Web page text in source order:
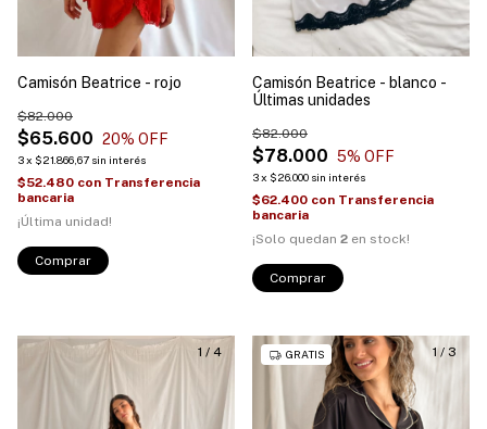
Camisón Beatrice - rojo
$65.600
$82.000
20% OFF
3x $21.866,67 sin interés
$52.480 con Transferencia
bancaria
¡Última unidad!
Comprar
Camisón Beatrice - blanco -
Últimas unidades
$78.000
$82.000
5% OFF
3x $26.000 sin interés
$62.400 con Transferencia
bancaria
¡Solo quedan 2 en stock!
Comprar
1 / 4 1/ 3
GRATIS